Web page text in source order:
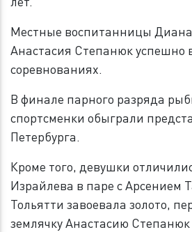
Местные воспитанницы
Анастасия Степанюк успешно
соревнованиях.
В финале парного разряда
спортсменки обыграли
Петербурга.
Кроме того, девушки
Израйлева в паре с Арсением
Тольятти завоевала золото,
землячку Анастасию Степанюк